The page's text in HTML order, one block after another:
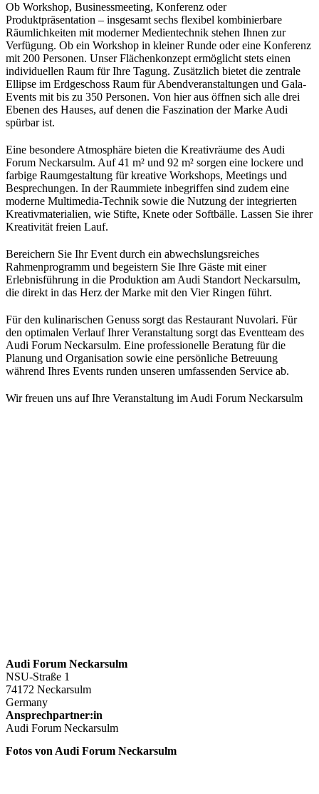
Ob Workshop, Businessmeeting, Konferenz oder
Produktpräsentation – insgesamt sechs flexibel kombinierbare
Räumlichkeiten mit moderner Medientechnik stehen Ihnen zur
Verfügung. Ob ein Workshop in kleiner Runde oder eine Konferenz
mit 200 Personen. Unser Flächenkonzept ermöglicht stets einen
individuellen Raum für Ihre Tagung. Zusätzlich bietet die zentrale
Ellipse im Erdgeschoss Raum für Abendveranstaltungen und Gala-
Events mit bis zu 350 Personen. Von hier aus öffnen sich alle drei
Ebenen des Hauses, auf denen die Faszination der Marke Audi
spürbar ist.
Eine besondere Atmosphäre bieten die Kreativräume des Audi
Forum Neckarsulm. Auf 41 m² und 92 m² sorgen eine lockere und
farbige Raumgestaltung für kreative Workshops, Meetings und
Besprechungen. In der Raummiete inbegriffen sind zudem eine
moderne Multimedia-Technik sowie die Nutzung der integrierten
Kreativmaterialien, wie Stifte, Knete oder Softbälle. Lassen Sie ihrer
Kreativität freien Lauf.
Bereichern Sie Ihr Event durch ein abwechslungsreiches
Rahmenprogramm und begeistern Sie Ihre Gäste mit einer
Erlebnisführung in die Produktion am Audi Standort Neckarsulm,
die direkt in das Herz der Marke mit den Vier Ringen führt.
Für den kulinarischen Genuss sorgt das Restaurant Nuvolari. Für
den optimalen Verlauf Ihrer Veranstaltung sorgt das Eventteam des
Audi Forum Neckarsulm. Eine professionelle Beratung für die
Planung und Organisation sowie eine persönliche Betreuung
während Ihres Events runden unseren umfassenden Service ab.
Wir freuen uns auf Ihre Veranstaltung im Audi Forum Neckarsulm
Audi Forum Neckarsulm
NSU-Straße 1
74172 Neckarsulm
Germany
Ansprechpartner:in
Audi Forum Neckarsulm
Fotos von Audi Forum Neckarsulm